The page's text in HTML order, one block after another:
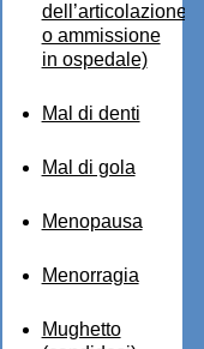
dell’articolazione
o ammissione
in ospedale)
Mal di denti
Mal di gola
Menopausa
Menorragia
Mughetto